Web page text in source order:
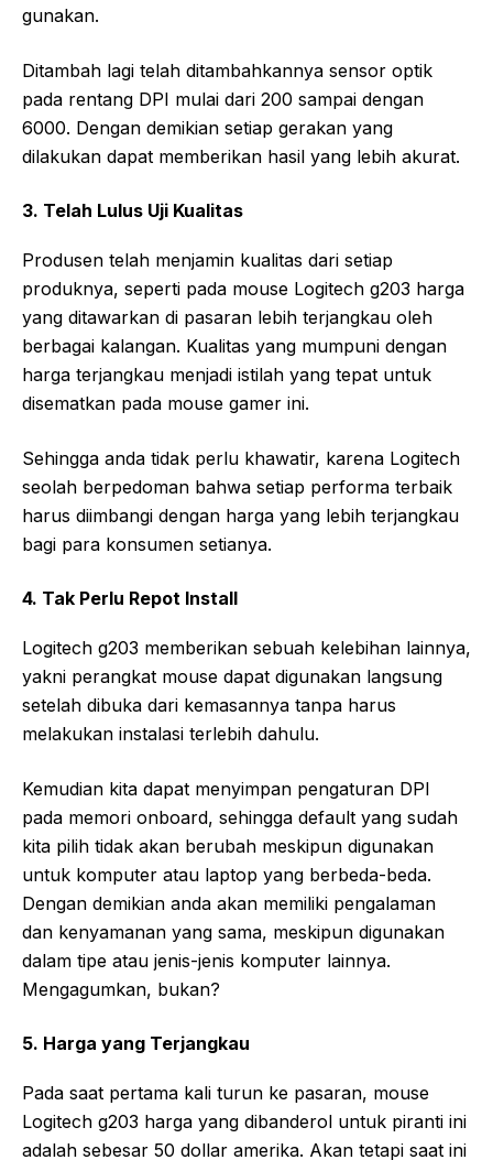
gunakan.
Ditambah lagi telah ditambahkannya sensor optik
pada rentang DPI mulai dari 200 sampai dengan
6000. Dengan demikian setiap gerakan yang
dilakukan dapat memberikan hasil yang lebih akurat.
3. Telah Lulus Uji Kualitas
Produsen telah menjamin kualitas dari setiap
produknya, seperti pada mouse Logitech g203 harga
yang ditawarkan di pasaran lebih terjangkau oleh
berbagai kalangan. Kualitas yang mumpuni dengan
harga terjangkau menjadi istilah yang tepat untuk
disematkan pada mouse gamer ini.
Sehingga anda tidak perlu khawatir, karena Logitech
seolah berpedoman bahwa setiap performa terbaik
harus diimbangi dengan harga yang lebih terjangkau
bagi para konsumen setianya.
4. Tak Perlu Repot Install
Logitech g203 memberikan sebuah kelebihan lainnya,
yakni perangkat mouse dapat digunakan langsung
setelah dibuka dari kemasannya tanpa harus
melakukan instalasi terlebih dahulu.
Kemudian kita dapat menyimpan pengaturan DPI
pada memori onboard, sehingga default yang sudah
kita pilih tidak akan berubah meskipun digunakan
untuk komputer atau laptop yang berbeda-beda.
Dengan demikian anda akan memiliki pengalaman
dan kenyamanan yang sama, meskipun digunakan
dalam tipe atau jenis-jenis komputer lainnya.
Mengagumkan, bukan?
5. Harga yang Terjangkau
Pada saat pertama kali turun ke pasaran, mouse
Logitech g203 harga yang dibanderol untuk piranti ini
adalah sebesar 50 dollar amerika. Akan tetapi saat ini